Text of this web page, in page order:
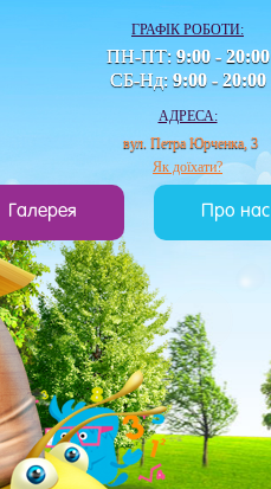
ГРАФІК РОБОТИ:
ПН-ПТ: 9:00 - 20:00
СБ-Нд: 9:00 - 20:00
АДРЕСА:
вул. Петра Юрченка, 3
Як доїхати?
Галерея Про нас